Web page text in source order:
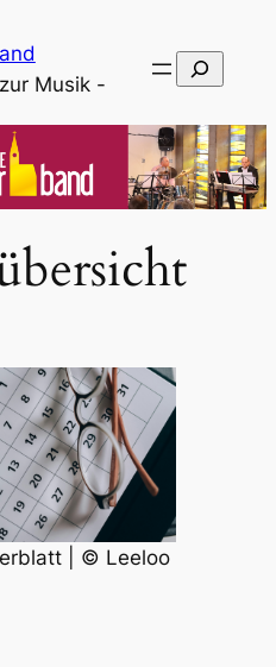
Musik -
Suchen
| © Leeloo